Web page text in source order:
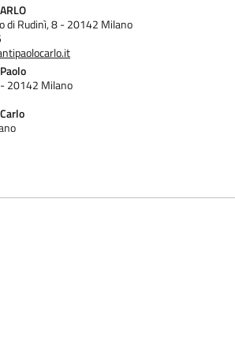
di Rudinì, 8 - 20142 Milano
20142 Milano